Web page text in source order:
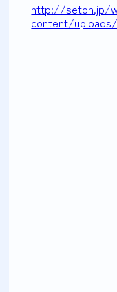
http://seton.jp/
content/